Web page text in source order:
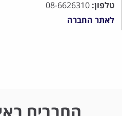
טלפון: 08-6626310
לאתר החברה